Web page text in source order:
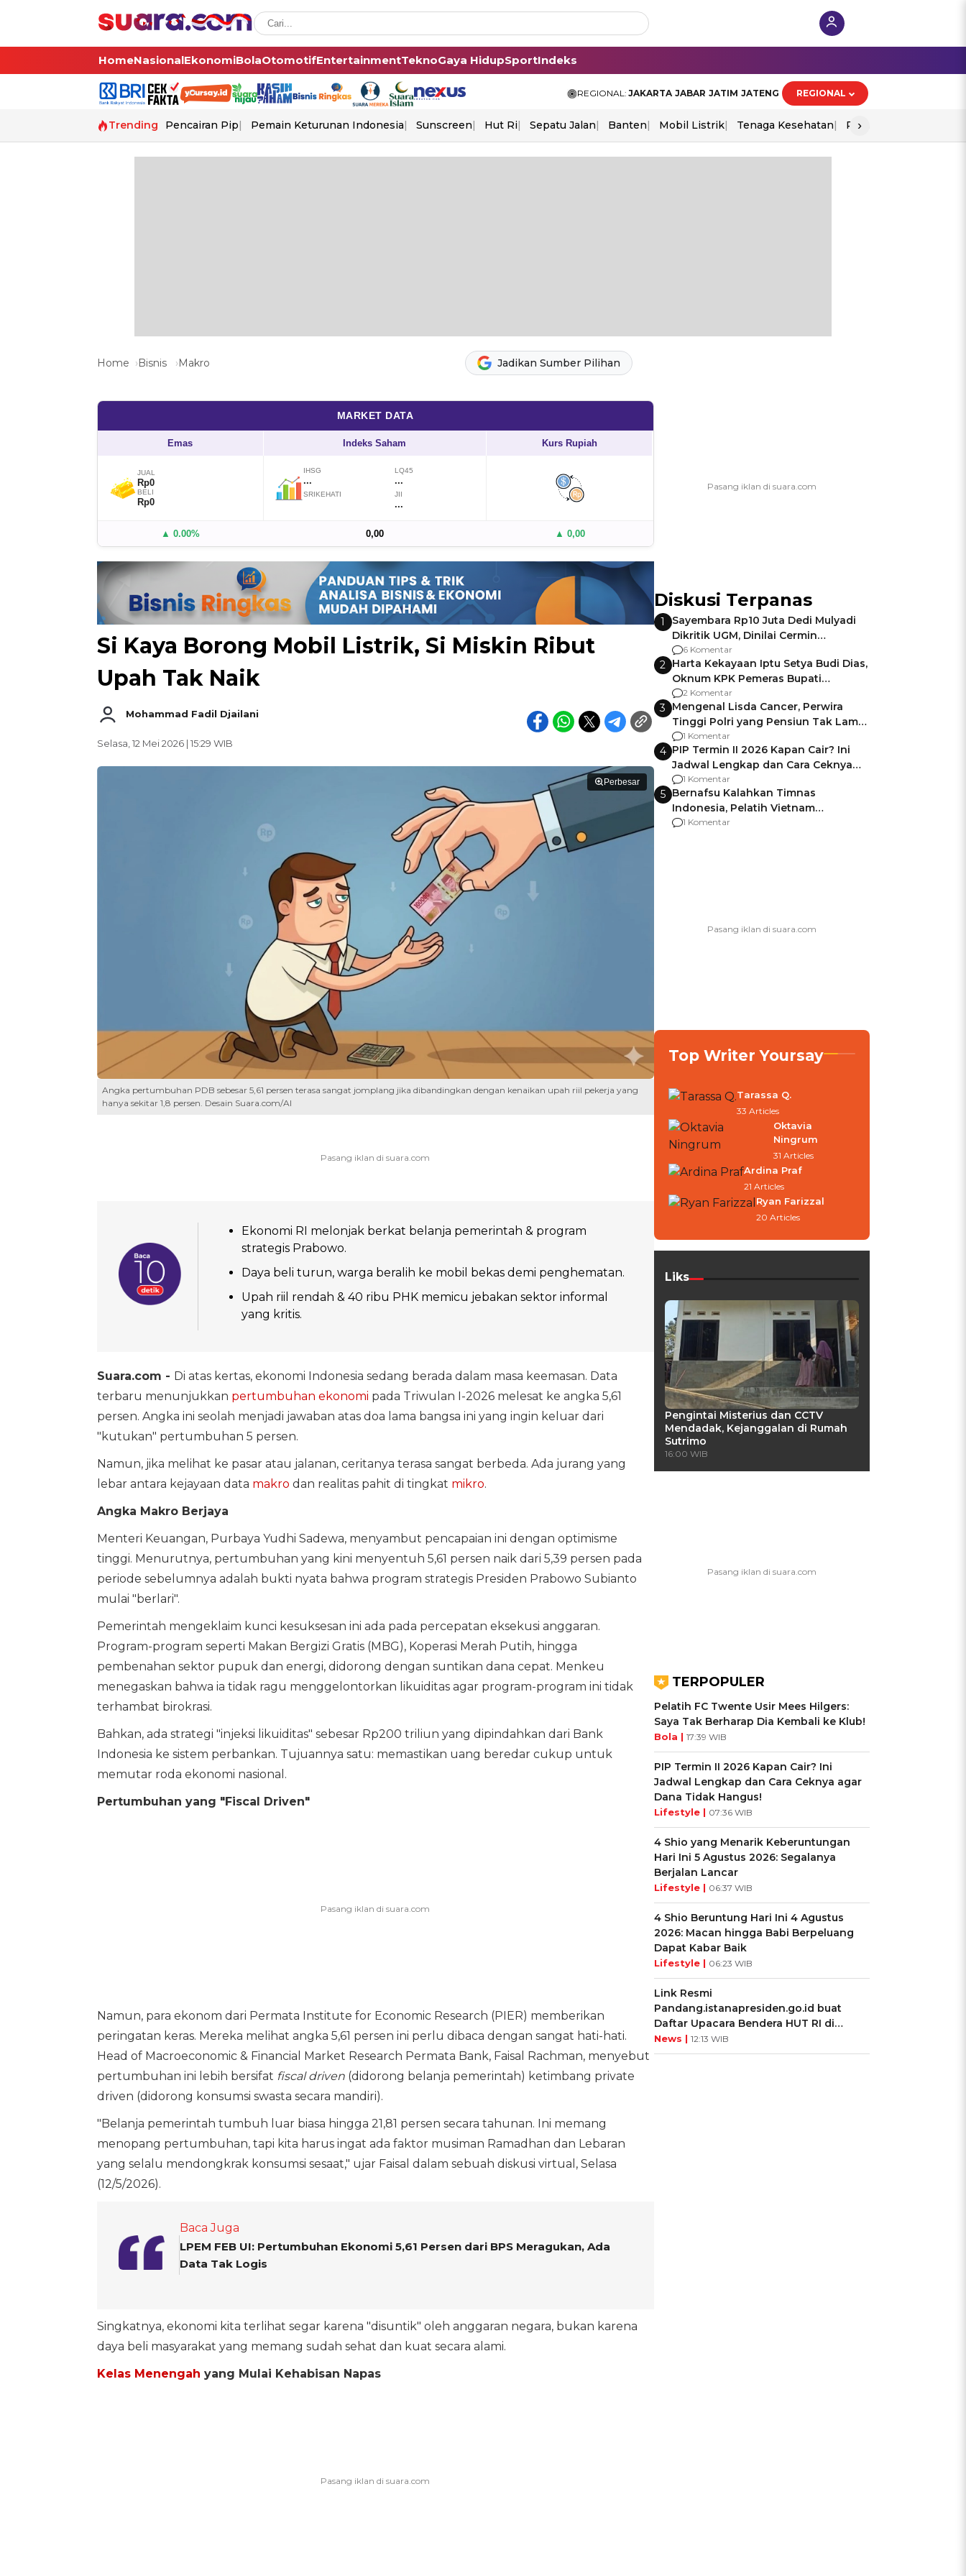
HomeNasionalEkonomiBolaOtomotifEntertainmentTeknoGaya HidupSportIndeks
REGIONAL: JAKARTA JABAR JATIM JATENG REGIONAL
Trending Pencairan Pip Pemain Keturunan Indonesia Sunscreen Hut Ri Sepatu Jalan Banten Mobil Listrik Tenaga Kesehatan Perang As-Iran
›
Home Bisnis Makro Jadikan Sumber Pilihan
MARKET DATA
Emas Indeks Saham Kurs Rupiah
JUAL
Rp0
BELI
Rp0
IHSG
...
LQ45
...
SRIKEHATI JII
...
▲ 0.00% 0,00 ▲ 0,00
Si Kaya Borong Mobil Listrik, Si Miskin Ribut
Upah Tak Naik
Mohammad Fadil Djailani
Selasa, 12 Mei 2026 | 15:29 WIB
Perbesar
Angka pertumbuhan PDB sebesar 5,61 persen terasa sangat jomplang jika dibandingkan dengan kenaikan upah riil pekerja yang
hanya sekitar 1,8 persen. Desain Suara.com/AI
Ekonomi RI melonjak berkat belanja pemerintah & program
strategis Prabowo.
Daya beli turun, warga beralih ke mobil bekas demi penghematan.
Upah riil rendah & 40 ribu PHK memicu jebakan sektor informal
yang kritis.
Suara.com - Di atas kertas, ekonomi Indonesia sedang berada dalam masa keemasan. Data
terbaru menunjukkan pertumbuhan ekonomi pada Triwulan I-2026 melesat ke angka 5,61
persen. Angka ini seolah menjadi jawaban atas doa lama bangsa ini yang ingin keluar dari
"kutukan" pertumbuhan 5 persen.
Namun, jika melihat ke pasar atau jalanan, ceritanya terasa sangat berbeda. Ada jurang yang
lebar antara kejayaan data makro dan realitas pahit di tingkat mikro.
Angka Makro Berjaya
Menteri Keuangan, Purbaya Yudhi Sadewa, menyambut pencapaian ini dengan optimisme
tinggi. Menurutnya, pertumbuhan yang kini menyentuh 5,61 persen naik dari 5,39 persen pada
periode sebelumnya adalah bukti nyata bahwa program strategis Presiden Prabowo Subianto
mulai "berlari".
Pemerintah mengeklaim kunci kesuksesan ini ada pada percepatan eksekusi anggaran.
Program-program seperti Makan Bergizi Gratis (MBG), Koperasi Merah Putih, hingga
pembenahan sektor pupuk dan energi, didorong dengan suntikan dana cepat. Menkeu
menegaskan bahwa ia tidak ragu menggelontorkan likuiditas agar program-program ini tidak
terhambat birokrasi.
Bahkan, ada strategi "injeksi likuiditas" sebesar Rp200 triliun yang dipindahkan dari Bank
Indonesia ke sistem perbankan. Tujuannya satu: memastikan uang beredar cukup untuk
memutar roda ekonomi nasional.
Pertumbuhan yang "Fiscal Driven"
Namun, para ekonom dari Permata Institute for Economic Research (PIER) memberikan
peringatan keras. Mereka melihat angka 5,61 persen ini perlu dibaca dengan sangat hati-hati.
Head of Macroeconomic & Financial Market Research Permata Bank, Faisal Rachman, menyebut
pertumbuhan ini lebih bersifat fiscal driven(didorong belanja pemerintah) ketimbang private
driven (didorong konsumsi swasta secara mandiri).
"Belanja pemerintah tumbuh luar biasa hingga 21,81 persen secara tahunan. Ini memang
menopang pertumbuhan, tapi kita harus ingat ada faktor musiman Ramadhan dan Lebaran
yang selalu mendongkrak konsumsi sesaat," ujar Faisal dalam sebuah diskusi virtual, Selasa
(12/5/2026).
Baca Juga
LPEM FEB UI: Pertumbuhan Ekonomi 5,61 Persen dari BPS Meragukan, Ada
Data Tak Logis
Singkatnya, ekonomi kita terlihat segar karena "disuntik" oleh anggaran negara, bukan karena
daya beli masyarakat yang memang sudah sehat dan kuat secara alami.
Kelas Menengah yang Mulai Kehabisan Napas
Diskusi Terpanas
1
Sayembara Rp10 Juta Dedi Mulyadi
Dikritik UGM, Dinilai Cermin
Gagalnya Negara Jamin Keamanan
6 Komentar
2 Harta Kekayaan Iptu Setya Budi Dias,
Oknum KPK Pemeras Bupati
Pemalang
2 Komentar
3 Mengenal Lisda Cancer, Perwira
Tinggi Polri yang Pensiun Tak Lama
Usai Jadi Brigjen
1 Komentar
4 PIP Termin II 2026 Kapan Cair? Ini
Jadwal Lengkap dan Cara Ceknya
agar Dana Tidak Hangus!
1 Komentar
5 Bernafsu Kalahkan Timnas
Indonesia, Pelatih Vietnam
Berencana Pakai Jimat di Pakansari
1 Komentar
Top Writer Yoursay
Tarassa Q.
33 Articles
Oktavia
Ningrum
31 Articles
Ardina Praf
21 Articles
Ryan Farizzal
20 Articles
Liks
Pengintai Misterius dan CCTV
Mendadak, Kejanggalan di Rumah
Sutrimo
16:00 WIB
TERPOPULER
Pelatih FC Twente Usir Mees Hilgers:
Saya Tak Berharap Dia Kembali ke Klub!
Bola | 17:39 WIB
PIP Termin II 2026 Kapan Cair? Ini
Jadwal Lengkap dan Cara Ceknya agar
Dana Tidak Hangus!
Lifestyle | 07:36 WIB
4 Shio yang Menarik Keberuntungan
Hari Ini 5 Agustus 2026: Segalanya
Berjalan Lancar
Lifestyle | 06:37 WIB
4 Shio Beruntung Hari Ini 4 Agustus
2026: Macan hingga Babi Berpeluang
Dapat Kabar Baik
Lifestyle | 06:23 WIB
Link Resmi
Pandang.istanapresiden.go.id buat
Daftar Upacara Bendera HUT RI di
Istana Negara
News | 12:13 WIB